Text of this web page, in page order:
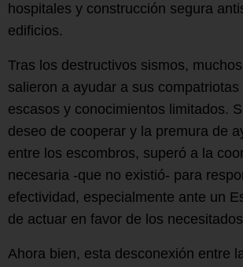
hospitales y construcción segura
edificios.
Tras los destructivos sismos,
salieron a ayudar a sus
escasos y conocimientos limitados.
deseo de cooperar y la premura de
entre los escombros, superó a la
necesaria -que no existió- para
efectividad, especialmente ante un
de actuar en favor de los
Ahora bien, esta desconexión entre